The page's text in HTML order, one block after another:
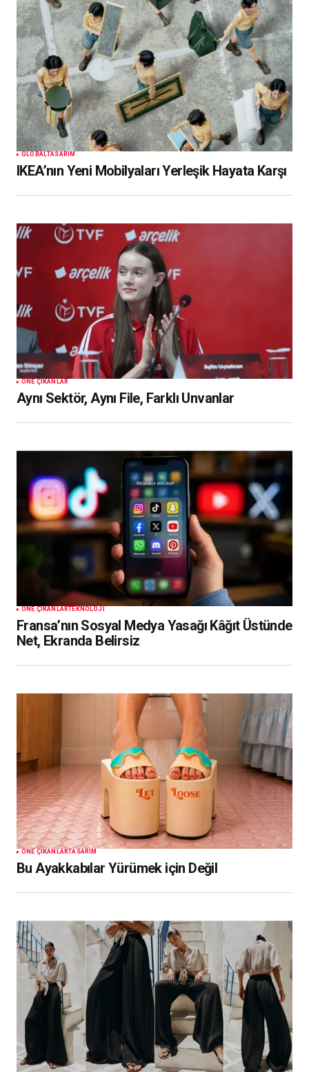
GLOBALTASARIM
IKEA’nın Yeni Mobilyaları Yerleşik Hayata Karşı
ÖNE ÇIKANLAR
Aynı Sektör, Aynı File, Farklı Unvanlar
ÖNE ÇIKANLARTEKNOLOJI
Fransa’nın Sosyal Medya Yasağı Kâğıt Üstünde
Net, Ekranda Belirsiz
ÖNE ÇIKANLARTASARIM
Bu Ayakkabılar Yürümek için Değil